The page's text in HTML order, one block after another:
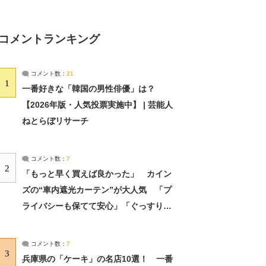
コメントランキング
1
コメント数： 21
一番好きな「韓国の男性俳優」は？
【2026年版・人気投票実施中】 | 芸能人
ねとらぼリサーチ
2
コメント数： 7
「もっと早く買えば良かった」 カイン
ズの“車内遮光カーテン”が大人気 「プ
ライバシーも保てて安心」「ぐっすり眠
3
コメント数： 7
兵庫県の「ケーキ」の名店10選！ 一番